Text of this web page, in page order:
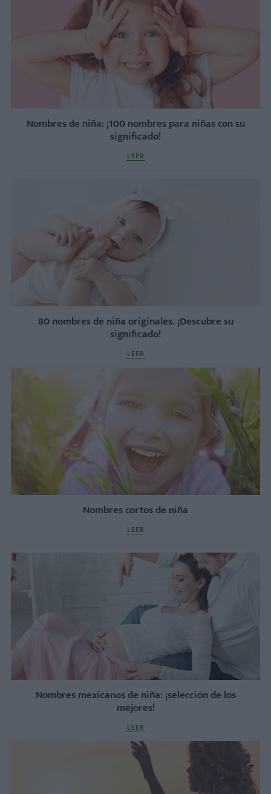
Nombres de niña: ¡100 nombres para niñas con su
significado!
LEER
80 nombres de niña originales. ¡Descubre su
significado!
LEER
Nombres cortos de niña
LEER
Nombres mexicanos de niña: ¡selección de los
mejores!
LEER